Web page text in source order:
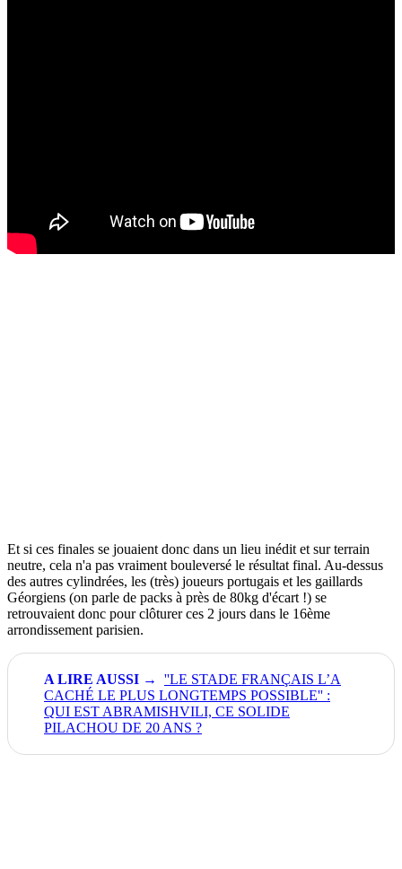
Et si ces finales se jouaient donc dans un lieu inédit et sur terrain
neutre, cela n'a pas vraiment bouleversé le résultat final. Au-dessus
des autres cylindrées, les (très) joueurs portugais et les gaillards
Géorgiens (on parle de packs à près de 80kg d'écart !) se
retrouvaient donc pour clôturer ces 2 jours dans le 16ème
arrondissement parisien.
''LE STADE FRANÇAIS L’A
CACHÉ LE PLUS LONGTEMPS POSSIBLE'' :
QUI EST ABRAMISHVILI, CE SOLIDE
PILACHOU DE 20 ANS ?